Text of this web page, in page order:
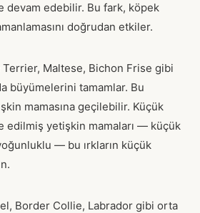
devam edebilir. Bu fark, köpek
doğrudan etkiler.
Maltese, Bichon Frise gibi
büyümelerini tamamlar. Bu
mamasına geçilebilir. Küçük
edilmiş yetişkin mamaları — küçük
— bu ırkların küçük
Border Collie, Labrador gibi orta